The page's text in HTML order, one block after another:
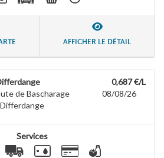
AFFICHER LE DÉTAIL
de Bascharage
Differdange
0,687 €/L
08/08/26
Services